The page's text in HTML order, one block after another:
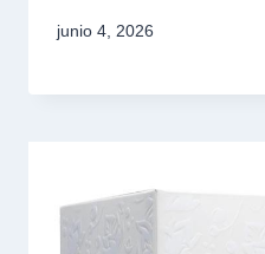
junio 4, 2026